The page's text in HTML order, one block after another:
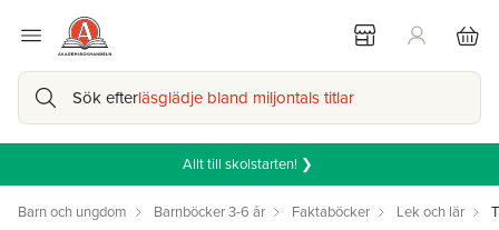
Sök efterläsglädje bland miljontals titlar
Allt till skolstarten! ❯
Barn och ungdom Barnböcker 3-6 år Faktaböcker Lek och lär